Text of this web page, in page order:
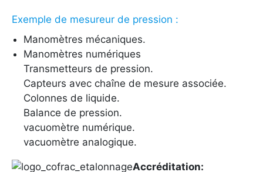
Exemple de mesureur de pression :
Manomètres mécaniques.
Manomètres numériques
Transmetteurs de pression.
Capteurs avec chaîne de mesure associée.
Colonnes de liquide.
Balance de pression.
vacuomètre numérique.
vacuomètre analogique.
Accréditation: